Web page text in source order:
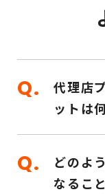
代理店
ットは
どのよ
なるこ